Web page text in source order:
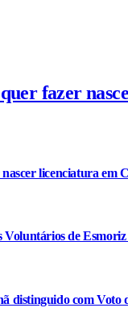
fazer
licenciatura em
de Esmoriz
distinguido com Voto